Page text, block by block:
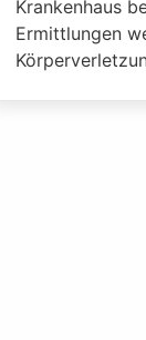
Krankenhaus
Ermittlungen